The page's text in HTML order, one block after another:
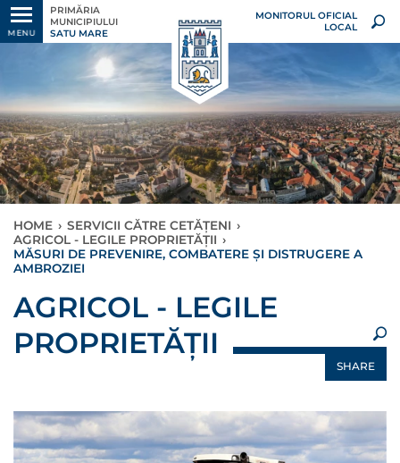
MENU
PRIMĂRIA
MUNICIPIULUI
SATU MARE
MONITORUL OFICIAL
LOCAL
HOME › SERVICII CĂTRE CETĂȚENI ›
AGRICOL - LEGILE PROPRIETĂȚII ›
MĂSURI DE PREVENIRE, COMBATERE ŞI DISTRUGERE A
AMBROZIEI
AGRICOL - LEGILE
PROPRIETĂȚII
SHARE